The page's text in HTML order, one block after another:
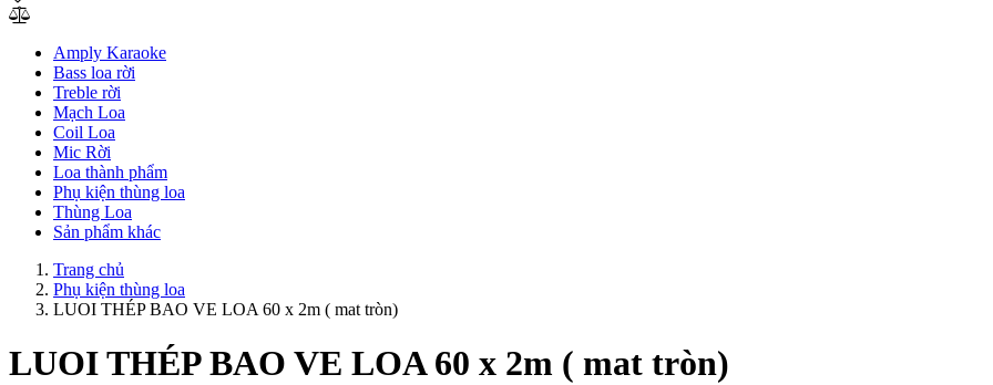
Amply Karaoke
Bass loa rời
Treble rời
Mạch Loa
Coil Loa
Mic Rời
Loa thành phẩm
Phụ kiện thùng loa
Thùng Loa
Sản phẩm khác
Trang chủ
Phụ kiện thùng loa
LUOI THÉP BAO VE LOA 60 x 2m ( mat tròn)
LUOI THÉP BAO VE LOA 60 x 2m ( mat tròn)